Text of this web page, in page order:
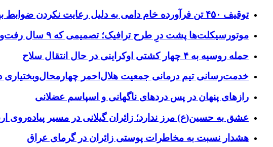
توقیف ۴۵۰ تن فرآورده خام دامی به دلیل رعایت نکردن ضوابط بهداشتی
موتورسیکلت‌ها پشت درِ طرح ترافیک؛ تصمیمی که ۹ سال رفت‌وبرگشت دارد
حمله روسیه به ۴ چهار کشتی اوکراینی در حال انتقال سلاح
خدمت‌رسانی تیم درمانی جمعیت هلال‌احمر چهارمحال‌وبختیاری
رازهای پنهان در پس دردهای ناگهانی و اسپاسم عضلانی
عشق به حسین(ع) مرز ندارد؛ زائران گیلانی در مسیر پیاده‌روی
هشدار نسبت به مخاطرات پوستی زائران در گرمای عراق